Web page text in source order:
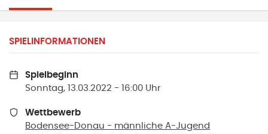
SPIELINFORMATIONEN
Spielbeginn
Sonntag, 13.03.2022 - 16:00 Uhr
Wettbewerb
Bodensee-Donau - männliche A-Jugend